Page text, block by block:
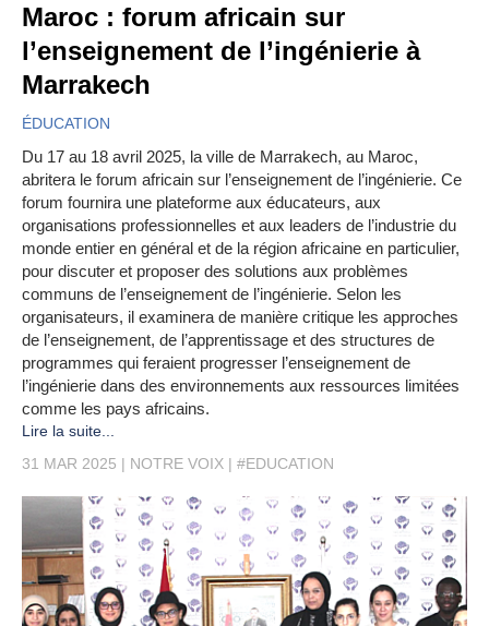
Maroc : forum africain sur
l’enseignement de l’ingénierie à
Marrakech
ÉDUCATION
Du 17 au 18 avril 2025, la ville de Marrakech, au Maroc,
abritera le forum africain sur l’enseignement de l’ingénierie. Ce
forum fournira une plateforme aux éducateurs, aux
organisations professionnelles et aux leaders de l’industrie du
monde entier en général et de la région africaine en particulier,
pour discuter et proposer des solutions aux problèmes
communs de l’enseignement de l’ingénierie. Selon les
organisateurs, il examinera de manière critique les approches
de l’enseignement, de l’apprentissage et des structures de
programmes qui feraient progresser l’enseignement de
l’ingénierie dans des environnements aux ressources limitées
comme les pays africains.
Lire la suite...
31 MAR 2025
NOTRE VOIX #EDUCATION